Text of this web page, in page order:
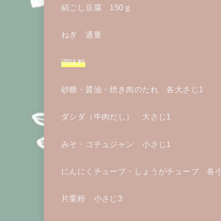
絹ごし豆腐 150ｇ
ねぎ 適量
調味料
砂糖・醤油・焼き肉のたれ 各大さじ1
ダシダ（牛肉だし） 大さじ1
みそ・コチュジャン 小さじ1
にんにくチューブ・しょうがチューブ 各
片栗粉 小さじ3